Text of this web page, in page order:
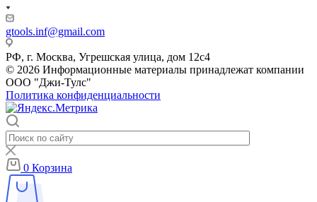
gtools.inf@gmail.com
РФ, г. Москва, Угрешская улица, дом 12с4
© 2026 Информационные материалы принадлежат компании
ООО "Джи-Тулс"
Политика конфиденциальности
0 Корзина